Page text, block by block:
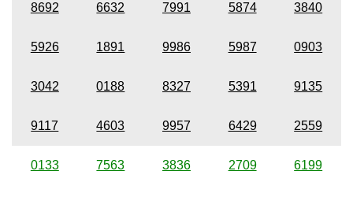
8692 6632 7991 5874 3840
5926 1891 9986 5987 0903
3042 0188 8327 5391 9135
9117 4603 9957 6429 2559
0133 7563 3836 2709 6199